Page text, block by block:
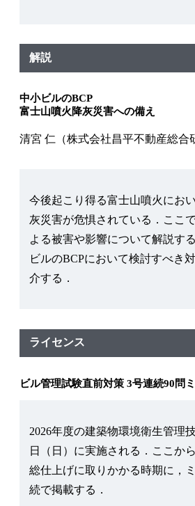
解説
中小ビルのBCP
富士山噴火降灰災害への備え
清宮 仁（株式会社昌平不動産総合
今後起こり得る富士山噴火にお
灰災害が危惧されている．ここ
よる被害や影響について解説す
ビルのBCPにおいて検討すべき
介する．
ライセンス
ビル管理試験直前対策 3号連続90問
2026年度の建築物環境衛生管理
日（日）に実施される．ここか
総仕上げに取りかかる時期に，
続で掲載する．